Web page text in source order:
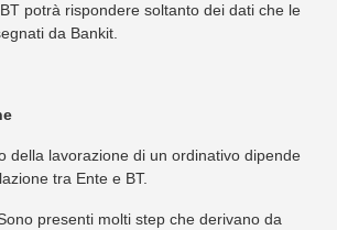
potrà rispondere soltanto dei dati che le
da Bankit.
della lavorazione di un ordinativo dipende
tra Ente e BT.
presenti molti step che derivano da